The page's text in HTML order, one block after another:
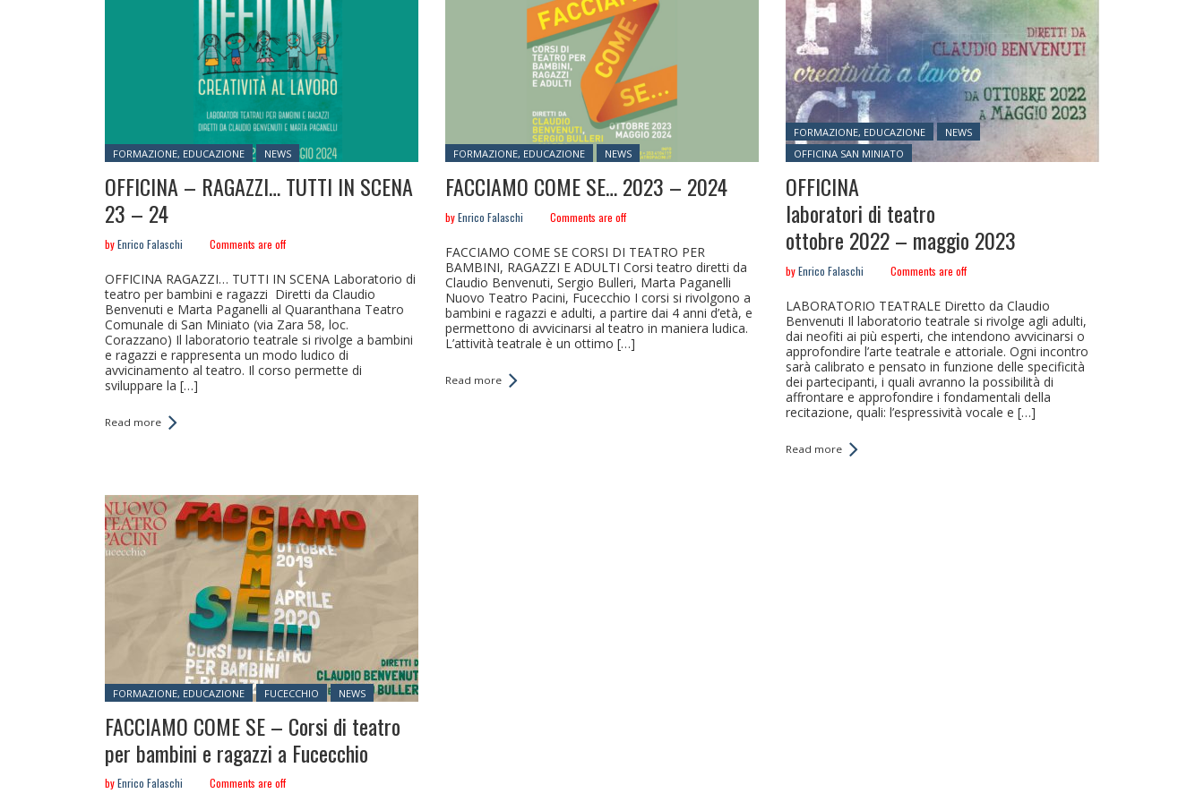
Posted in:
FORMAZIONE, EDUCAZIONE NEWS
OFFICINA – RAGAZZI… TUTTI IN SCENA
23 – 24
byEnrico Falaschi Comments are off
OFFICINA RAGAZZI… TUTTI IN SCENA Laboratorio di
teatro per bambini e ragazzi Diretti da Claudio
Benvenuti e Marta Paganelli al Quaranthana Teatro
Comunale di San Miniato (via Zara 58, loc.
Corazzano) Il laboratorio teatrale si rivolge a bambini
e ragazzi e rappresenta un modo ludico di
avvicinamento al teatro. Il corso permette di
sviluppare la […]
Read more
Posted in:
FORMAZIONE, EDUCAZIONE NEWS
FACCIAMO COME SE… 2023 – 2024
byEnrico Falaschi Comments are off
FACCIAMO COME SE CORSI DI TEATRO PER
BAMBINI, RAGAZZI E ADULTI Corsi teatro diretti da
Claudio Benvenuti, Sergio Bulleri, Marta Paganelli
Nuovo Teatro Pacini, Fucecchio I corsi si rivolgono a
bambini e ragazzi e adulti, a partire dai 4 anni d’età, e
permettono di avvicinarsi al teatro in maniera ludica.
L’attività teatrale è un ottimo […]
Read more
Posted in:
FORMAZIONE, EDUCAZIONE
NEWS
OFFICINA SAN MINIATO
OFFICINA
laboratori di teatro
ottobre 2022 – maggio 2023
byEnrico Falaschi Comments are off
LABORATORIO TEATRALE Diretto da Claudio
Benvenuti Il laboratorio teatrale si rivolge agli adulti,
dai neofiti ai più esperti, che intendono avvicinarsi o
approfondire l’arte teatrale e attoriale. Ogni incontro
sarà calibrato e pensato in funzione delle specificità
dei partecipanti, i quali avranno la possibilità di
affrontare e approfondire i fondamentali della
recitazione, quali: l’espressività vocale e […]
Read more
Posted in:
FORMAZIONE, EDUCAZIONE FUCECCHIO NEWS
FACCIAMO COME SE – Corsi di teatro
per bambini e ragazzi a Fucecchio
byEnrico Falaschi Comments are off